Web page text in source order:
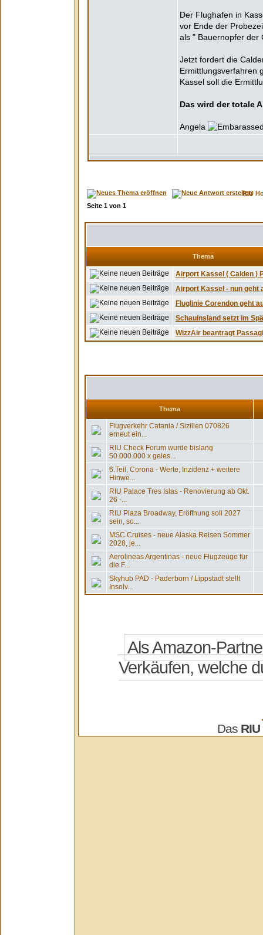
Der Flughafen in
vor Ende der
als " Bauernopfer der
Jetzt fordert die
Ermittlungsverfahren
Kassel soll die
Das wird der totale
Angela
RIU
Seite 1 von 1
Thema
Airport Kassel ( Calden )
Airport Kassel - nun geht
Fluglinie Corendon geht
Schauinsland setzt im
WizzAir beantragt
Thema
Flugverkehr Catania / Sizilien 070826
erneut ein...
RIU Check Forum wurde bislang
50.000.000 x geles...
6.Teil, Corona - Werte, Inzidenz + weitere
Hinwe...
RIU Palace Tres Islas - Renovierung ab Okt.
26 -...
RIU Plaza Broadway, Eröffnung soll 2027
sein, so...
MSC Cruises - neue Alaska Reisen Sommer
2028, je...
Aerolineas Argentinas - neue Flugzeuge für
die F...
Skyhub PAD - Paderborn / Lippstadt stellt
Insolv...
Das